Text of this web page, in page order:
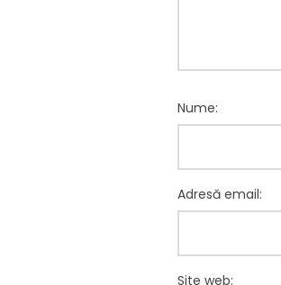
Nume:
Adresă email:
Site web: